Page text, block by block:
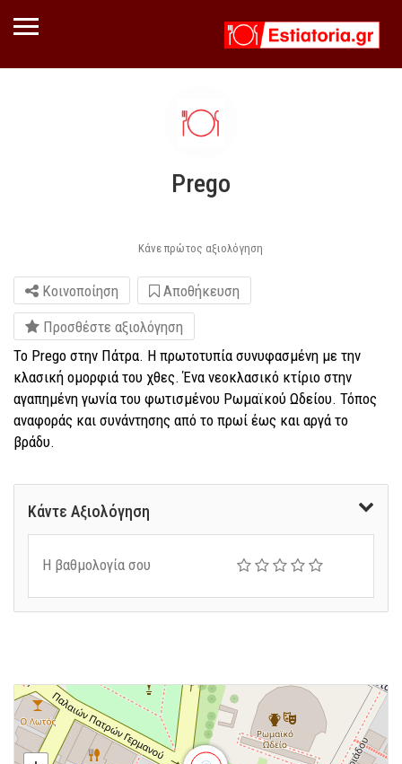
Prego
Κάνε πρώτος αξιολόγηση
Κοινοποίηση
Αποθήκευση
Προσθέστε αξιολόγηση
Το Prego στην Πάτρα. Η πρωτοτυπία συνυφασμένη με την
κλασική ομορφιά του χθες. Ένα νεοκλασικό κτίριο στην
αγαπημένη γωνία του φωτισμένου Ρωμαϊκού Ωδείου. Τόπος
αναφοράς και συνάντησης από το πρωί έως και αργά το
βράδυ.
Κάντε Αξιολόγηση
Η βαθμολογία σου